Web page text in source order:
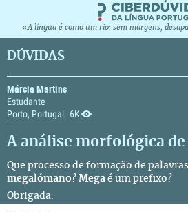
«A língua é como um rio: sem margens,
DÚVIDAS
Márcia Martins
Estudante
Porto, Portugal
6K
A análise morfológica de
Que processo de formação de
megalómano? Mega é um prefixo?
Obrigada.